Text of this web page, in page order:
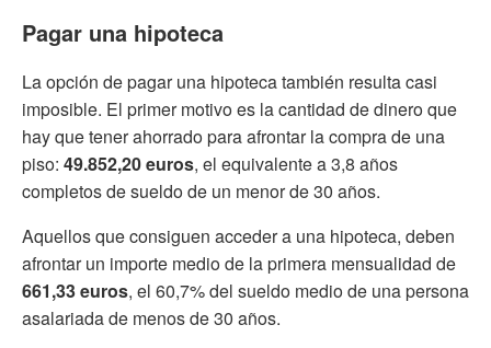
Pagar una hipoteca
La opción de pagar una hipoteca también resulta casi
imposible. El primer motivo es la cantidad de dinero que
hay que tener ahorrado para afrontar la compra de una
piso: 49.852,20 euros, el equivalente a 3,8 años
completos de sueldo de un menor de 30 años.
Aquellos que consiguen acceder a una hipoteca, deben
afrontar un importe medio de la primera mensualidad de
661,33 euros, el 60,7% del sueldo medio de una persona
asalariada de menos de 30 años.